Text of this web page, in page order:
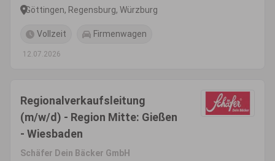
Göttingen, Regensburg, Würzburg
Vollzeit Firmenwagen
12.07.2026
Regionalverkaufsleitung
(m/w/d) - Region Mitte: Gießen
- Wiesbaden
Schäfer Dein Bäcker GmbH